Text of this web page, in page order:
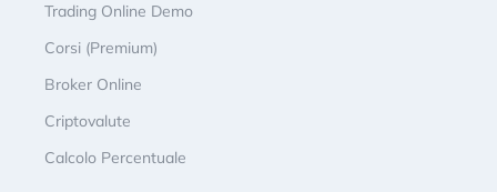
Trading Online Demo
Corsi (Premium)
Broker Online
Criptovalute
Calcolo Percentuale